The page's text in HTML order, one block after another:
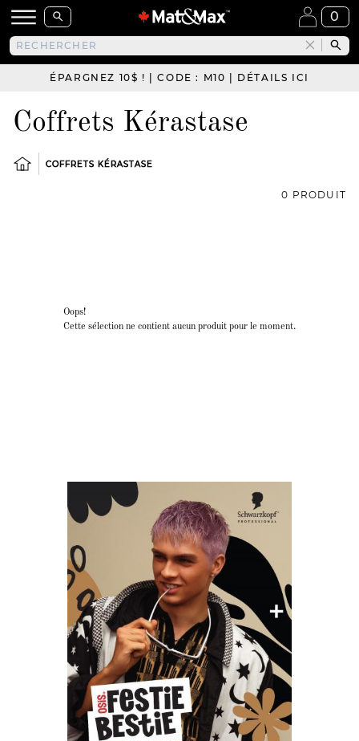
0
ÉPARGNEZ 10$ ! | CODE : M10 | DÉTAILS ICI
Coffrets Kérastase
COFFRETS KÉRASTASE
0 PRODUIT
Oops!
Cette sélection ne contient aucun produit pour le moment.